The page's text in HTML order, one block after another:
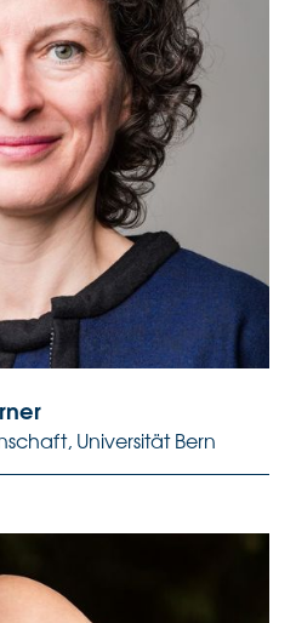
Universität Bern